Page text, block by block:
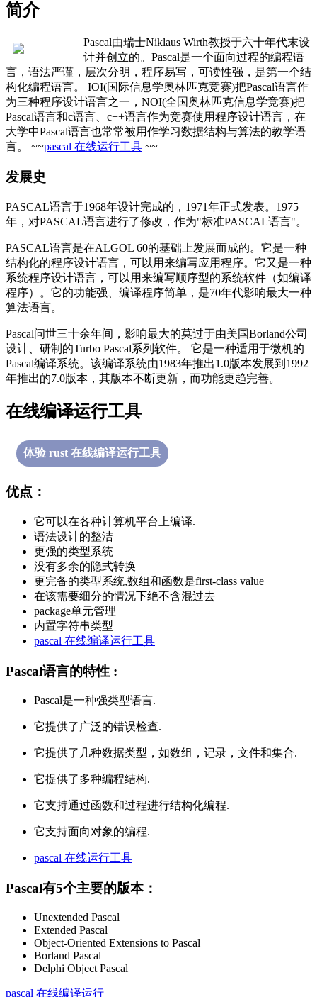
简介
Pascal由瑞士Niklaus Wirth教授于六十年代末设
计并创立的。Pascal是一个面向过程的编程语
言，语法严谨，层次分明，程序易写，可读性强，是第一个结
构化编程语言。 IOI(国际信息学奥林匹克竞赛)把Pascal语言作
为三种程序设计语言之一，NOI(全国奥林匹克信息学竞赛)把
Pascal语言和c语言、c++语言作为竞赛使用程序设计语言，在
大学中Pascal语言也常常被用作学习数据结构与算法的教学语
言。 ~~pascal 在线运行工具 ~~
发展史
PASCAL语言于1968年设计完成的，1971年正式发表。1975
年，对PASCAL语言进行了修改，作为"标准PASCAL语言"。
PASCAL语言是在ALGOL 60的基础上发展而成的。它是一种
结构化的程序设计语言，可以用来编写应用程序。它又是一种
系统程序设计语言，可以用来编写顺序型的系统软件（如编译
程序）。它的功能强、编译程序简单，是70年代影响最大一种
算法语言。
Pascal问世三十余年间，影响最大的莫过于由美国Borland公司
设计、研制的Turbo Pascal系列软件。 它是一种适用于微机的
Pascal编译系统。该编译系统由1983年推出1.0版本发展到1992
年推出的7.0版本，其版本不断更新，而功能更趋完善。
在线编译运行工具
体验 rust 在线编译运行工具
优点：
它可以在各种计算机平台上编译.
语法设计的整洁
更强的类型系统
没有多余的隐式转换
更完备的类型系统,数组和函数是first-class value
在该需要细分的情况下绝不含混过去
package单元管理
内置字符串类型
pascal 在线编译运行工具
Pascal语言的特性 :
Pascal是一种强类型语言.
它提供了广泛的错误检查.
它提供了几种数据类型，如数组，记录，文件和集合.
它提供了多种编程结构.
它支持通过函数和过程进行结构化编程.
它支持面向对象的编程.
pascal 在线运行工具
Pascal有5个主要的版本：
Unextended Pascal
Extended Pascal
Object-Oriented Extensions to Pascal
Borland Pascal
Delphi Object Pascal
pascal 在线编译运行